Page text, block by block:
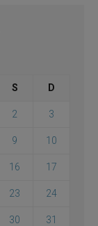
S D
2 3
9 10
16 17
23 24
30 31